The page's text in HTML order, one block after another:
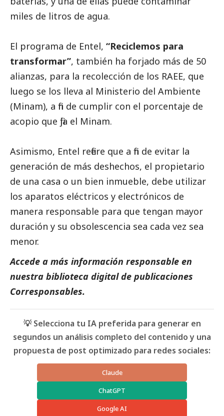
miles de litros de agua.
El programa de Entel, “Reciclemos para
transformar”, también ha forjado más de 50
alianzas, para la recolección de los RAEE, que
luego se los lleva al Ministerio del Ambiente
(Minam), a fin de cumplir con el porcentaje de
acopio que fija el Minam.
Asimismo, Entel refiere que a fin de evitar la
generación de más deshechos, el propietario
de una casa o un bien inmueble, debe utilizar
los aparatos eléctricos y electrónicos de
manera responsable para que tengan mayor
duración y su obsolescencia sea cada vez sea
menor.
Accede a más información responsable en
nuestra biblioteca digital de publicaciones
Corresponsables.
💡 Selecciona tu IA preferida para generar en
segundos un análisis completo del contenido y una
propuesta de post optimizado para redes sociales:
Claude
ChatGPT
Google AI